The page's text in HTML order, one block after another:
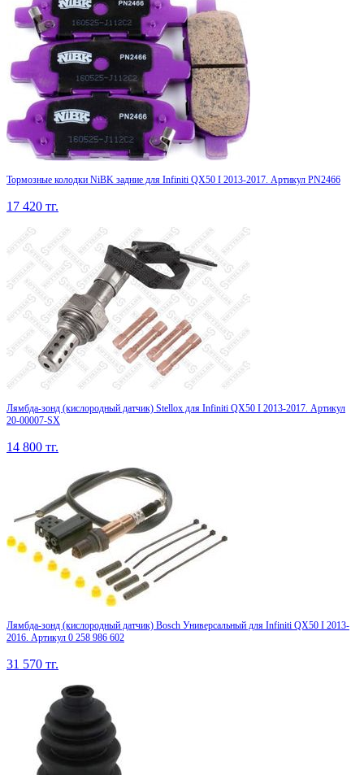
Тормозные колодки NiBK задние для Infiniti QX50 I 2013-2017. Артикул PN2466
17 420 тг.
Лямбда-зонд (кислородный датчик) Stellox для Infiniti QX50 I 2013-2017. Артикул
20-00007-SX
14 800 тг.
Лямбда-зонд (кислородный датчик) Bosch Универсальный для Infiniti QX50 I 2013-
2016. Артикул 0 258 986 602
31 570 тг.